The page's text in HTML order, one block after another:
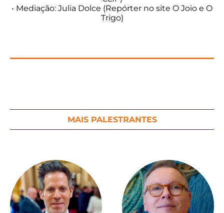
• Mediação: Julia Dolce (Repórter no site O Joio e O
Trigo)
MAIS PALESTRANTES